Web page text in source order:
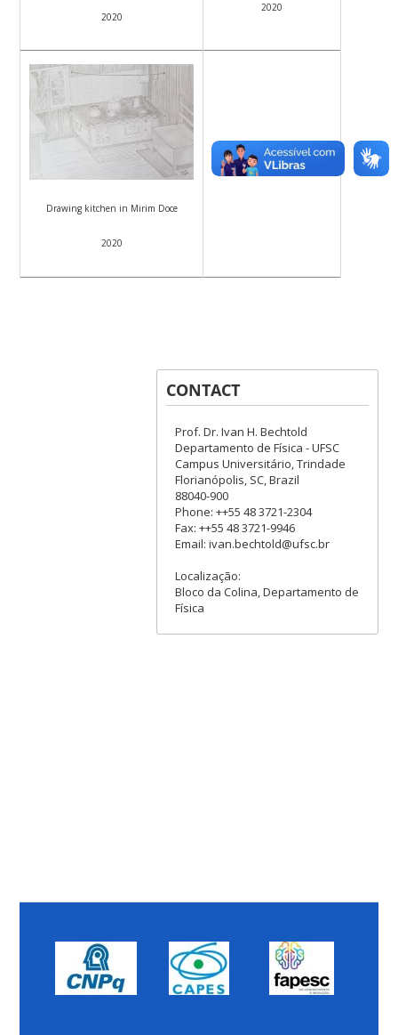
2020
2020
Drawing kitchen in Mirim Doce
2020
CONTACT
Prof. Dr. Ivan H. Bechtold
Departamento de Física - UFSC
Campus Universitário, Trindade
Florianópolis, SC, Brazil
88040-900
Phone: ++55 48 3721-2304
Fax: ++55 48 3721-9946
Email: ivan.bechtold@ufsc.br
Localização:
Bloco da Colina, Departamento de
Física